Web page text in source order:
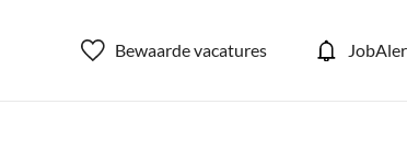
Bewaarde vacatures